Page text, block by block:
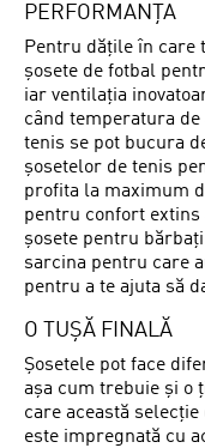
PERFORMANȚA
Pentru dățile în care
șosete de fotbal
iar ventilația
când temperatura
tenis se pot bucura
șosetelor de tenis
profita la maximum
pentru confort extins
șosete pentru
sarcina pentru care
pentru a te ajuta să
O TUȘĂ FINALĂ
Șosetele pot face
așa cum trebuie și o
care această
este impregnată cu